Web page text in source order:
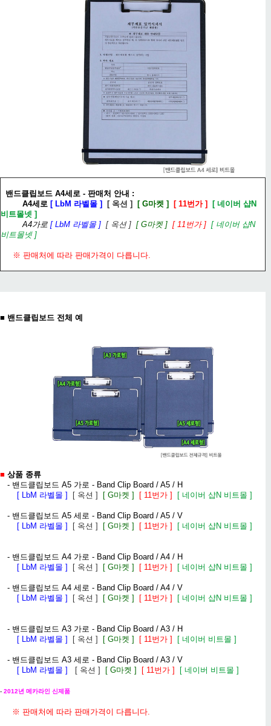
밴드클립보드 A4세로 - 판매처 안내 :
A4세로 [ LbM 라벨몰 ] [ 옥션 ] [ G마켓 ] [ 11번가 ] [ 네이버 샵N
비트몰넷 ]
A4가로 [ LbM 라벨몰 ] [ 옥션 ] [ G마켓 ] [ 11번가 ] [ 네이버 샵N
비트몰넷 ]
※ 판매처에 따라 판매가격이 다릅니다.
■ 밴드클립보드 전체 예
■ 상품 종류
- 밴드클립보드 A5 가로 - Band Clip Board / A5 / H
[ LbM 라벨몰 ]
[ 옥션 ] [ G마켓 ] [ 11번가 ] [ 네이버 샵N 비트몰 ]
- 밴드클립보드 A5 세로 - Band Clip Board / A5 / V
[ LbM 라벨몰 ]
[ 옥션 ] [ G마켓 ] [ 11번가 ] [ 네이버 샵N 비트몰 ]
- 밴드클립보드 A4 가로 - Band Clip Board / A4 / H
[ LbM 라벨몰 ]
[ 옥션 ] [ G마켓 ] [ 11번가 ] [ 네이버 샵N 비트몰 ]
- 밴드클립보드 A4 세로 - Band Clip Board / A4 / V
[ LbM 라벨몰 ]
[ 옥션 ] [ G마켓 ] [ 11번가 ] [ 네이버 샵N 비트몰 ]
- 밴드클립보드 A3 가로 - Band Clip Board / A3 / H
[ LbM 라벨몰 ]
[ 옥션 ] [ G마켓 ] [ 11번가 ] [ 네이버 비트몰 ]
- 밴드클립보드 A3 세로 - Band Clip Board / A3 / V
[ LbM 라벨몰 ]
[ 옥션 ] [ G마켓 ] [ 11번가 ] [ 네이버 비트몰 ]
- 2012년 메카라인 신제품
※ 판매처에 따라 판매가격이 다릅니다.